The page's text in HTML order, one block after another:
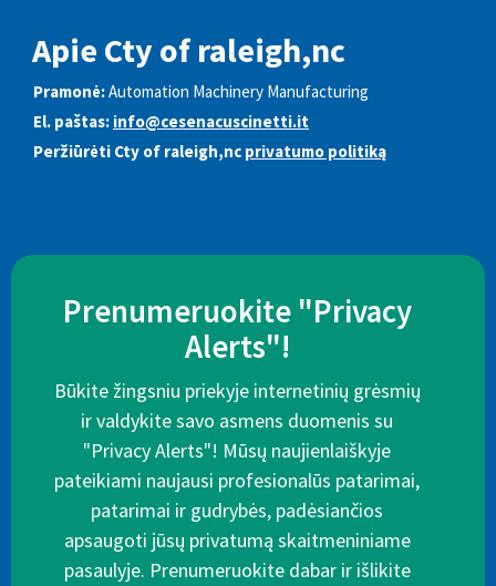
Apie Cty of raleigh,nc
Pramonė:Automation Machinery Manufacturing
El. paštas: info@cesenacuscinetti.it
Peržiūrėti Cty of raleigh,nc privatumo politiką
Prenumeruokite "Privacy
Alerts"!
Būkite žingsniu priekyje internetinių grėsmių
ir valdykite savo asmens duomenis su
"Privacy Alerts"! Mūsų naujienlaiškyje
pateikiami naujausi profesionalūs patarimai,
patarimai ir gudrybės, padėsiančios
apsaugoti jūsų privatumą skaitmeniniame
pasaulyje. Prenumeruokite dabar ir išlikite